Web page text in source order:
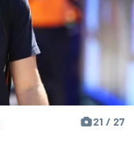
21 / 27